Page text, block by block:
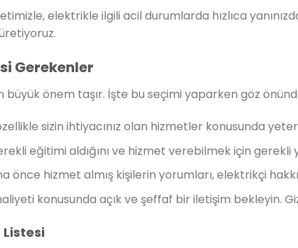
elektrikle ilgili acil durumlarda hızlıca
Gerekenler
büyük önem taşır. İşte bu seçimi yaparken göz
sizin ihtiyacınız olan hizmetler konusunda
eğitimi aldığını ve hizmet verebilmek için
önce hizmet almış kişilerin yorumları, elektrikçi
konusunda açık ve şeffaf bir iletişim bekleyin.